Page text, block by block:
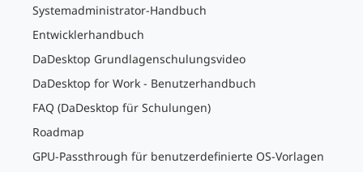
Systemadministrator-Handbuch
Entwicklerhandbuch
DaDesktop Grundlagenschulungsvideo
DaDesktop for Work - Benutzerhandbuch
FAQ (DaDesktop für Schulungen)
Roadmap
GPU-Passthrough für benutzerdefinierte OS-Vorlagen